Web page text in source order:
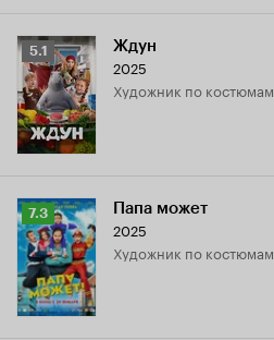
Рейтинг
Кинопоиска
5.1
5.1 Ждун
2025
Художник по костюмам
Рейтинг
Кинопоиска
7.3
7.3 Папа может
2025
Художник по костюмам